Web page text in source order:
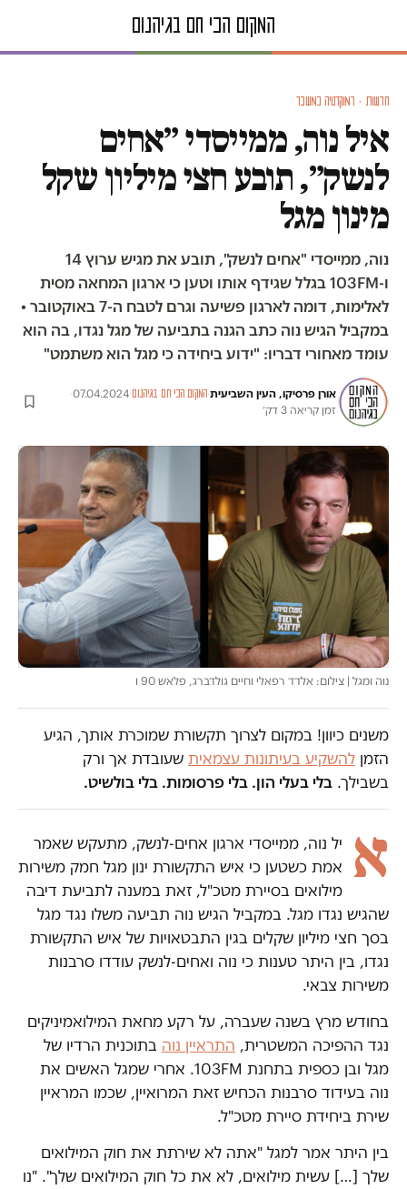
חדשות · דמוקרטיה במשבר
איל נוה, ממייסדי ״אחים
לנשק״, תובע חצי מיליון שקל
מינון מגל
נוה, ממייסדי "אחים לנשק", תובע את מגיש ערוץ 14
ו-103FM בגלל שגידף אותו וטען כי ארגון המחאה מסית
לאלימות, דומה לארגון פשיעה וגרם לטבח ה-7 באוקטובר •
במקביל הגיש נוה כתב הגנה בתביעה של מגל נגדו, בה הוא
עומד מאחורי דבריו: "ידוע ביחידה כי מגל הוא משתמט"
אורן פרסיקו, העין השביעית·המקום הכי חם בגיהנום·
07.04.2024
·
זמן קריאה 3 דק׳
נוה ומגל | צילום: אלדד רפאלי וחיים גולדברג, פלאש 90 ו
משנים כיוון! במקום לצרוך תקשורת שמוכרת אותך, הגיע
הזמן להשקיע בעיתונות עצמאית שעובדת אך ורק
בשבילך. בלי בעלי הון. בלי פרסומות. בלי בולשיט.
א
יל נוה, ממייסדי ארגון אחים-לנשק, מתעקש שאמר
אמת כשטען כי איש התקשורת ינון מגל חמק משירות
מילואים בסיירת מטכ"ל, זאת במענה לתביעת דיבה
שהגיש נגדו מגל. במקביל הגיש נוה תביעה משלו נגד מגל
בסך חצי מיליון שקלים בגין התבטאויות של איש התקשורת
נגדו, בין היתר טענות כי נוה ואחים-לנשק עודדו סרבנות
משירות צבאי.
בחודש מרץ בשנה שעברה, על רקע מחאת המילואמיניקים
נגד ההפיכה המשטרית, התראיין נוה בתוכנית הרדיו של
מגל ובן כספית בתחנת 103FM. אחרי שמגל האשים את
נוה בעידוד סרבנות הכחיש זאת המרואיין, שכמו המראיין
שירת ביחידת סיירת מטכ"ל.
בין היתר אמר למגל "אתה לא שירתת את חוק המילואים
שלך […] עשית מילואים, לא את כל חוק המילואים שלך". "נו